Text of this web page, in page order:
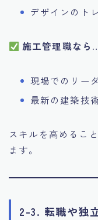
デザインのト
施工管理職なら
現場でのリー
最新の建築技
スキルを高めるこ
ます。
2-3. 転職や独